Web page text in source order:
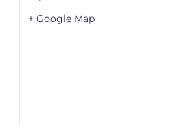
+ Google Map